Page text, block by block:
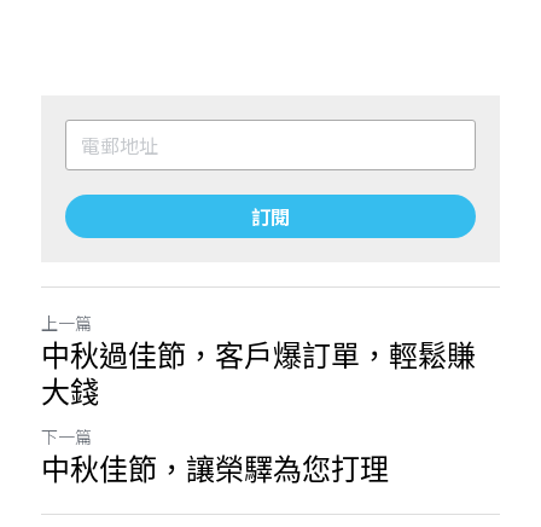
訂閱
上一篇
中秋過佳節，客戶爆訂單，輕鬆賺
大錢
下一篇
中秋佳節，讓榮驛為您打理